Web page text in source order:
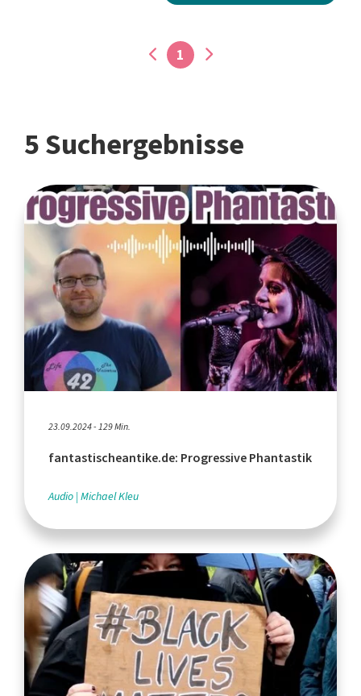
1
5 Suchergebnisse
23.09.2024 - 129 Min.
fantastischeantike.de: Progressive Phantastik
Audio Michael Kleu